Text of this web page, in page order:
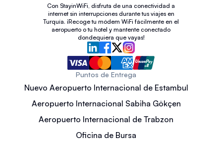
Con StayinWiFi, disfruta de una conectividad a
internet sin interrupciones durante tus viajes en
Turquía. ¡Recoge tu módem WiFi fácilmente en el
aeropuerto o tu hotel y mantente conectado
dondequiera que vayas!
Puntos de Entrega
Nuevo Aeropuerto Internacional de Estambul
Aeropuerto Internacional Sabiha Gökçen
Aeropuerto Internacional de Trabzon
Oficina de Bursa